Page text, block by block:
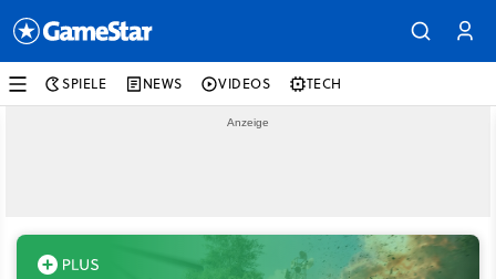
SPIELE NEWS VIDEOS TECH